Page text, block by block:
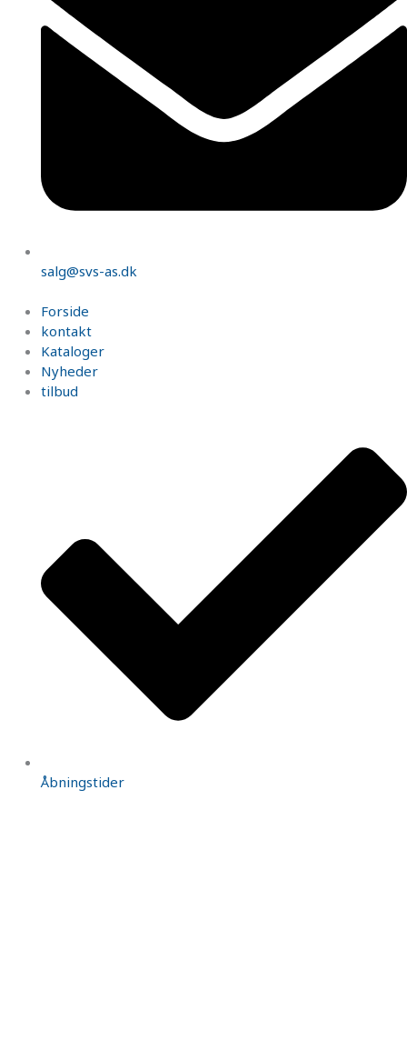
salg@svs-as.dk
Forside
kontakt
Kataloger
Nyheder
tilbud
Åbningstider